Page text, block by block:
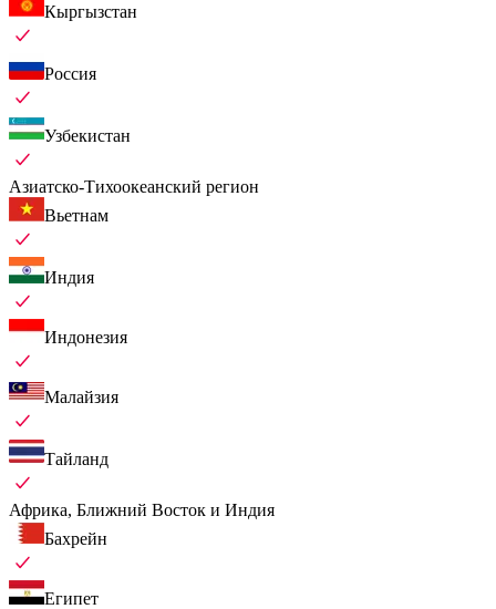
Кыргызстан
Россия
Узбекистан
Азиатско-Тихоокеанский регион
Вьетнам
Индия
Индонезия
Малайзия
Тайланд
Африка, Ближний Восток и Индия
Бахрейн
Египет